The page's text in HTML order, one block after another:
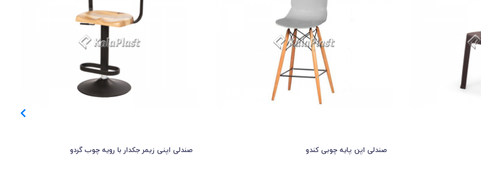
صندلی اپن پایه چوبی کندو صندلی اپنی زیمر جکدار با رویه چوب گردو